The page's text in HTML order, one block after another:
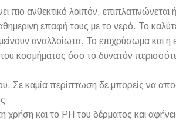
πιο ανθεκτικό λοιπόν,
επαφή τους με το νερό. Το
αναλλοίωτα. Το επιχρύσωμα και
κοσμήματος όσο το δυνατόν
Σε καμία περίπτωση δε μπορείς να
και το PH του δέρματος και